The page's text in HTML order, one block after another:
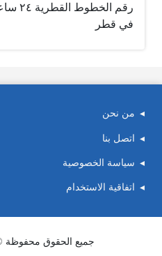
رقم الخطوط
في قطر
من نحن
اتصل بنا
سياسة الخصوصية
اتفاقية الاستخدام
جميع الحقوق محفوظة ©